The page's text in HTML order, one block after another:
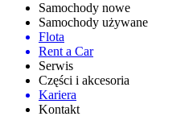
Samochody nowe
Samochody używane
Flota
Rent a Car
Serwis
Części i akcesoria
Kariera
Kontakt